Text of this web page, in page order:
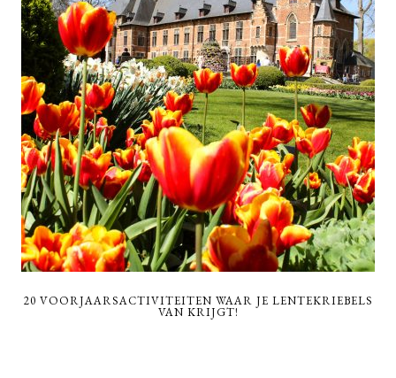
20 VOORJAARSACTIVITEITEN WAAR JE LENTEKRIEBELS
VAN KRIJGT!